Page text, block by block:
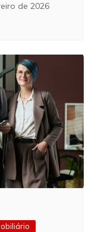
de 2026